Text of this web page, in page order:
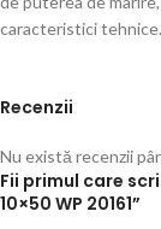
caracteristici tehnice.
Recenzii
Nu există recenzii
Fii primul care
10×50 WP 20161”